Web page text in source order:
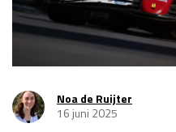
Race
Noa de Ruijter
16 juni 2025